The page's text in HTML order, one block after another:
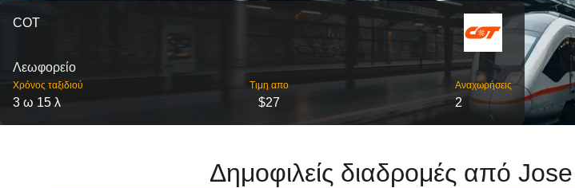
COT
Λεωφορείο
Χρόνος ταξιδιού
3 ω 15 λ
Τιμη απο
$27
Αναχωρήσεις
2
Δημοφιλείς διαδρομές από